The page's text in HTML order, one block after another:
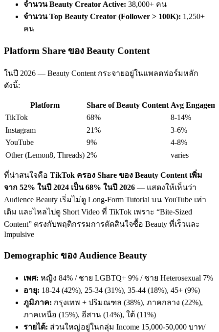
จำนวน Beauty Creator Active: 38,000+ คน
จำนวน Top Beauty Creator (Follower > 100K): 1,250+
คน
Platform Share ของ Beauty Content
ในปี 2026 — Beauty Content กระจายอยู่ในแพลตฟอร์มหลัก
ดังนี้:
Platform Share of Beauty Content Avg
TikTok
68%
8-14%
Instagram
21%
3-6%
YouTube
9%
4-8%
Other (Lemon8, Threads) 2% varies
ที่น่าสนใจคือ TikTok ครอง Share ของ Beauty Content เพิ่ม
จาก 52% ในปี 2024 เป็น 68% ในปี 2026 — แสดงให้เห็นว่า
Audience Beauty เริ่มไม่ดู Long-Form Tutorial บน YouTube เท่า
เดิม และไหลไปดู Short Video ที่ TikTok เพราะ “Bite-Sized
Content” ตรงกับพฤติกรรมการตัดสินใจซื้อ Beauty ที่เร็วและ
Impulsive
Demographic ของ Audience Beauty
เพศ: หญิง 84% / ชาย LGBTQ+ 9% / ชาย Heterosexual 7%
อายุ: 18-24 (42%), 25-34 (31%), 35-44 (18%), 45+ (9%)
ภูมิภาค: กรุงเทพ + ปริมณฑล (38%), ภาคกลาง (22%),
ภาคเหนือ (15%), อีสาน (14%), ใต้ (11%)
รายได้: ส่วนใหญ่อยู่ในกลุ่ม Income 15,000-50,000 บาท/